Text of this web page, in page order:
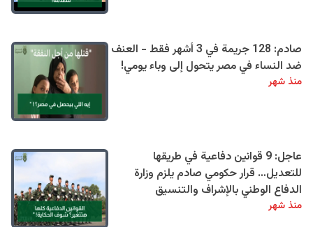
صادم: 128 جريمة في 3 أشهر فقط - العنف
ضد النساء في مصر يتحول إلى وباء يومي!
منذ شهر
عاجل: 9 قوانين دفاعية في طريقها
للتعديل… قرار حكومي صادم يلزم وزارة
الدفاع الوطني بالإشراف والتنسيق
منذ شهر